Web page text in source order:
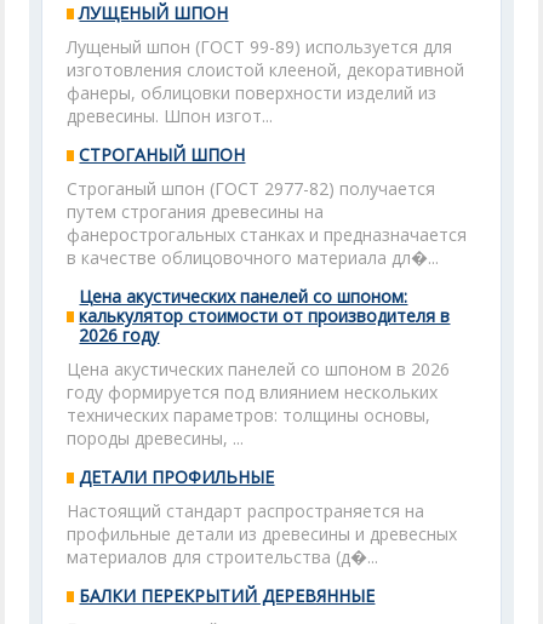
ЛУЩЕНЫЙ ШПОН
Лущеный шпон (ГОСТ 99-89) используется для
изготовления слоистой клееной, декоративной
фанеры, облицовки поверхности изделий из
древесины. Шпон изгот...
СТРОГАНЫЙ ШПОН
Строганый шпон (ГОСТ 2977-82) получается
путем строгания древесины на
фанерострогальных станках и предназначается
в качестве облицовочного материала дл�...
Цена акустических панелей со шпоном:
калькулятор стоимости от производителя в
2026 году
Цена акустических панелей со шпоном в 2026
году формируется под влиянием нескольких
технических параметров: толщины основы,
породы древесины, ...
ДЕТАЛИ ПРОФИЛЬНЫЕ
Настоящий стандарт распространяется на
профильные детали из древесины и древесных
материалов для строительства (д�...
БАЛКИ ПЕРЕКРЫТИЙ ДЕРЕВЯННЫЕ